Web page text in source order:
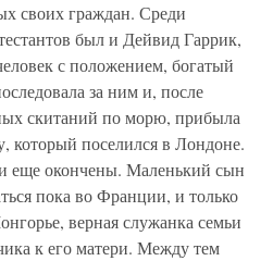
своих граждан. Среди
был и Дейвид Гаррик,
с положением, богатый
за ним и, после
скитаний по морю, прибыла
который поселился в Лондоне.
еще окончены. Маленький сын
пока во Франции, и только
верная служанка семьи
к его матери. Между тем